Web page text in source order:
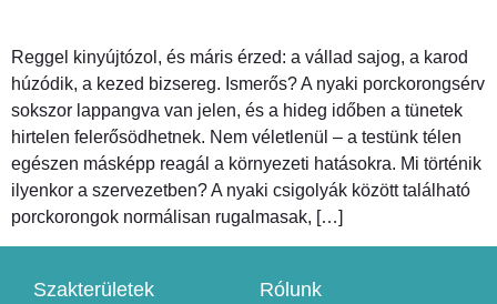
Reggel kinyújtózol, és máris érzed: a vállad sajog, a karod
húzódik, a kezed bizsereg. Ismerős? A nyaki porckorongsérv
sokszor lappangva van jelen, és a hideg időben a tünetek
hirtelen felerősödhetnek. Nem véletlenül – a testünk télen
egészen másképp reagál a környezeti hatásokra. Mi történik
ilyenkor a szervezetben? A nyaki csigolyák között található
porckorongok normálisan rugalmasak, […]
Szakterületek Rólunk